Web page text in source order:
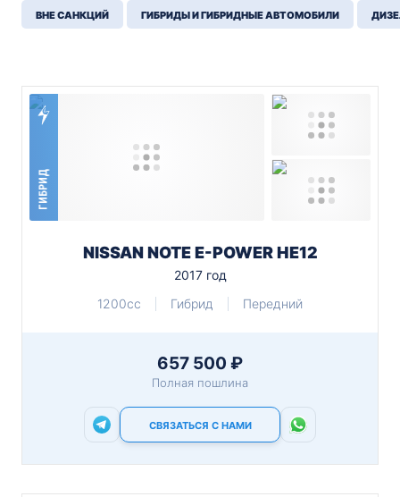
ВНЕ САНКЦИЙ ГИБРИДЫ И ГИБРИДНЫЕ АВТОМОБИЛИ
ГИБРИД
NISSAN NOTE E-POWER HE12
2017 год
1200cc
Гибрид Передний
657 500 ₽
Полная пошлина
СВЯЗАТЬСЯ С НАМИ